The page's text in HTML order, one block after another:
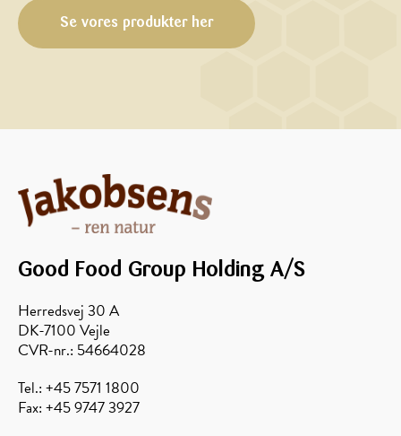
Se vores produkter her
Good Food Group Holding A/S
Herredsvej 30 A
DK-7100 Vejle
CVR-nr.: 54664028
Tel.: +45 7571 1800
Fax: +45 9747 3927